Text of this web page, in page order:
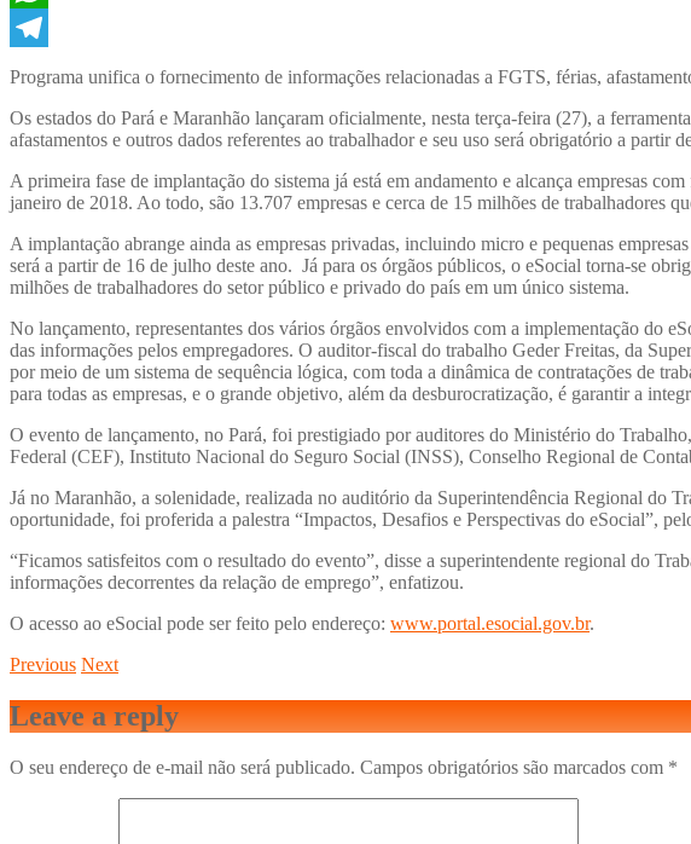
WhatsApp
Telegram
Programa unifica o fornecimento de informações relacionadas a FGTS, férias,
Os estados do Pará e Maranhão lançaram oficialmente, nesta terça-feira (27), a
afastamentos e outros dados referentes ao trabalhador e seu uso será obrigatório a partir
A primeira fase de implantação do sistema já está em andamento e alcança empresas
janeiro de 2018. Ao todo, são 13.707 empresas e cerca de 15 milhões de trabalhadores
A implantação abrange ainda as empresas privadas, incluindo micro e pequenas
será a partir de 16 de julho deste ano. Já para os órgãos públicos, o eSocial torna-se
milhões de trabalhadores do setor público e privado do país em um único sistema.
No lançamento, representantes dos vários órgãos envolvidos com a implementação do
das informações pelos empregadores. O auditor-fiscal do trabalho Geder Freitas, da
por meio de um sistema de sequência lógica, com toda a dinâmica de contratações de
para todas as empresas, e o grande objetivo, além da desburocratização, é garantir a
O evento de lançamento, no Pará, foi prestigiado por auditores do Ministério do
Federal (CEF), Instituto Nacional do Seguro Social (INSS), Conselho Regional de
Já no Maranhão, a solenidade, realizada no auditório da Superintendência Regional do
oportunidade, foi proferida a palestra “Impactos, Desafios e Perspectivas do eSocial”,
“Ficamos satisfeitos com o resultado do evento”, disse a superintendente regional do
informações decorrentes da relação de emprego”, enfatizou.
O acesso ao eSocial pode ser feito pelo endereço: www.portal.esocial.gov.br.
Previous Next
Leave a reply
O seu endereço de e-mail não será publicado. Campos obrigatórios são marcados com *